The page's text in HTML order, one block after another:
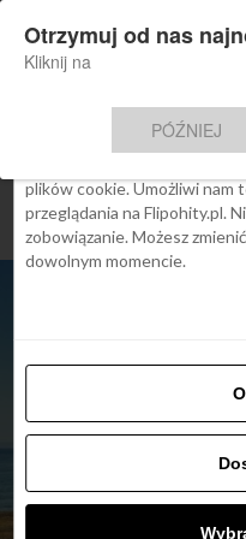
Nowa aplikacja
Aktualne
Zgoda
Ta strona
We Flipo robimy wszystko,
plików cookie. Umożliwi
przeglądania na Flipohity.pl.
zobowiązanie. Możesz
dowolnym momencie.
Otrzymuj od nas
Kliknij na
PÓŹNIEJ